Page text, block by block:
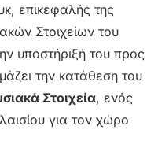
επικεφαλής της
Στοιχείων του
υποστήριξή του προς
την κατάθεση του
Στοιχεία, ενός
για τον χώρο